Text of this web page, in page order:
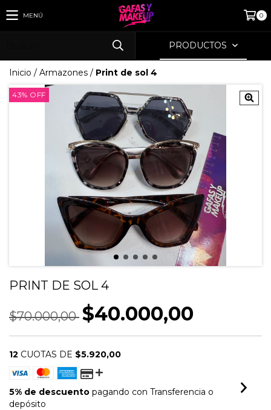
MENÚ 0
PRODUCTOS
Inicio / Armazones / Print de sol 4
43% OFF
PRINT DE SOL 4
$70.000,00 $40.000,00
12 CUOTAS DE $5.920,00
5% de descuento pagando con Transferencia o
depósito